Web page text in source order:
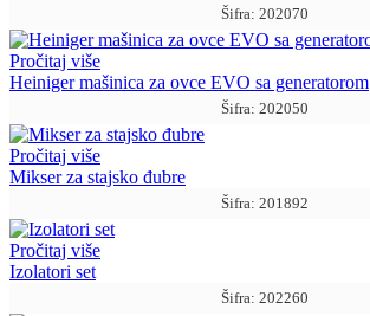
Šifra: 202070
Pročitaj više
Heiniger mašinica za ovce EVO sa generatorom
Šifra: 202050
Pročitaj više
Mikser za stajsko đubre
Šifra: 201892
Pročitaj više
Izolatori set
Šifra: 202260